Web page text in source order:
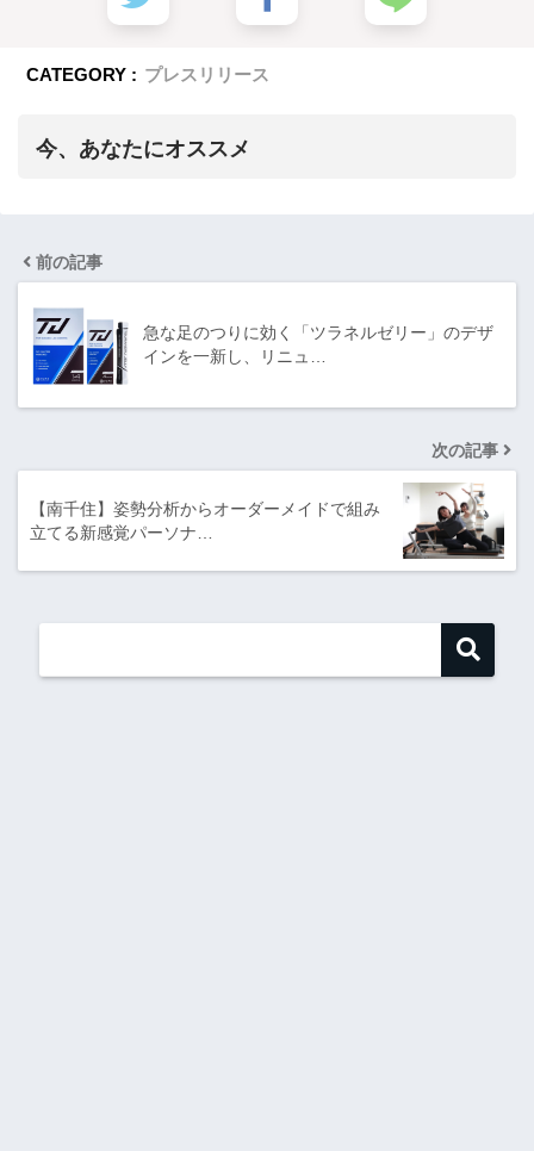
CATEGORY : プレスリリース
今、あなたにオススメ
前の記事
急な足のつりに効く「ツラネルゼリー」のデザ
インを一新し、リニュ…
次の記事
【南千住】姿勢分析からオーダーメイドで組み
立てる新感覚パーソナ…